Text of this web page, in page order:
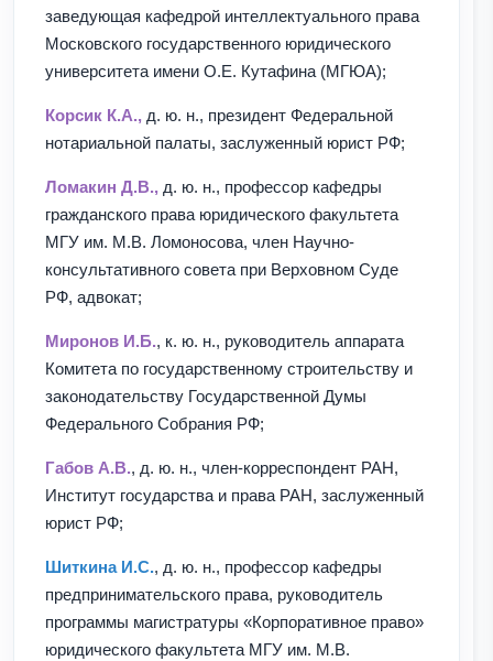
заведующая кафедрой интеллектуального права
Московского государственного юридического
университета имени О.Е. Кутафина (МГЮА);
Корсик К.А., д. ю. н., президент Федеральной
нотариальной палаты, заслуженный юрист РФ;
Ломакин Д.В., д. ю. н., профессор кафедры
гражданского права юридического факультета
МГУ им. М.В. Ломоносова, член Научно-
консультативного совета при Верховном Суде
РФ, адвокат;
Миронов И.Б., к. ю. н., руководитель аппарата
Комитета по государственному строительству и
законодательству Государственной Думы
Федерального Собрания РФ;
Габов А.В., д. ю. н., член-корреспондент РАН,
Институт государства и права РАН, заслуженный
юрист РФ;
Шиткина И.С., д. ю. н., профессор кафедры
предпринимательского права, руководитель
программы магистратуры «Корпоративное право»
юридического факультета МГУ им. М.В.